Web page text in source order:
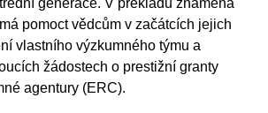
generace. V překladu znamená
pomoct vědcům v začátcích jejich
vlastního výzkumného týmu a
žádostech o prestižní granty
agentury (ERC).